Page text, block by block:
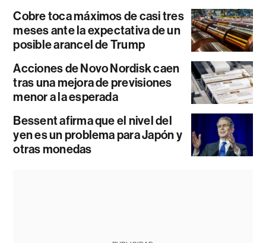
Cobre toca máximos de casi tres
meses ante la expectativa de un
posible arancel de Trump
Acciones de Novo Nordisk caen
tras una mejora de previsiones
menor a la esperada
Bessent afirma que el nivel del
yen es un problema para Japón y
otras monedas